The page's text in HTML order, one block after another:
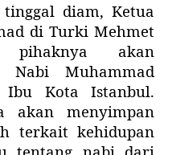
diam, Ketua
di Turki Mehmet
pihaknya akan
Nabi Muhammad
Kota Istanbul.
akan menyimpan
terkait kehidupan